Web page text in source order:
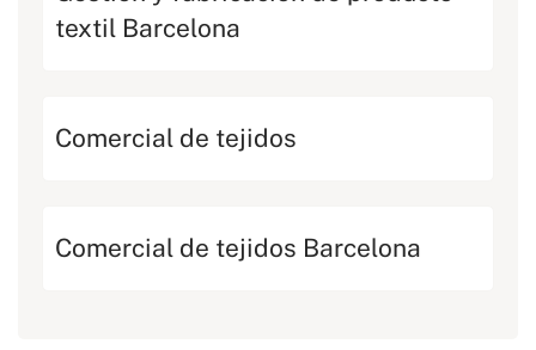
textil Barcelona
Comercial de tejidos
Comercial de tejidos Barcelona